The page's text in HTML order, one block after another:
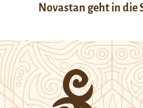
Novastan geht in die